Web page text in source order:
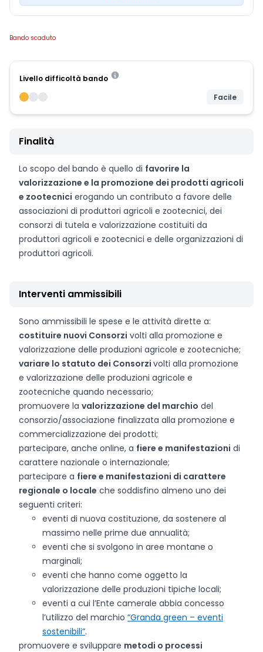
Bando scaduto
Livello difficoltà bando
Facile
Finalità
Lo scopo del bando è quello di favorire la
valorizzazione e la promozione dei prodotti agricoli
e zootecnici erogando un contributo a favore delle
associazioni di produttori agricoli e zootecnici, dei
consorzi di tutela e valorizzazione costituiti da
produttori agricoli e zootecnici e delle organizzazioni di
produttori agricoli.
Interventi ammissibili
Sono ammissibili le spese e le attività dirette a:
costituire nuovi Consorzi volti alla promozione e
valorizzazione delle produzioni agricole e zootecniche;
variare lo statuto dei Consorzi volti alla promozione
e valorizzazione delle produzioni agricole e
zootecniche quando necessario;
promuovere la valorizzazione del marchio del
consorzio/associazione finalizzata alla promozione e
commercializzazione dei prodotti;
partecipare, anche online, a fiere e manifestazioni di
carattere nazionale o internazionale;
partecipare a fiere e manifestazioni di carattere
regionale o locale che soddisfino almeno uno dei
seguenti criteri:
eventi di nuova costituzione, da sostenere al
massimo nelle prime due annualità;
eventi che si svolgono in aree montane o
marginali;
eventi che hanno come oggetto la
valorizzazione delle produzioni tipiche locali;
eventi a cui l’Ente camerale abbia concesso
l’utilizzo del marchio “Granda green – eventi
sostenibili”.
promuovere e sviluppare metodi o processi